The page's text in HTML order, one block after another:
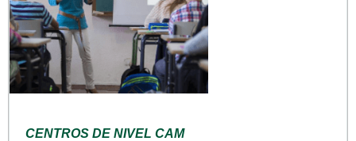
CENTROS DE NIVEL CAM